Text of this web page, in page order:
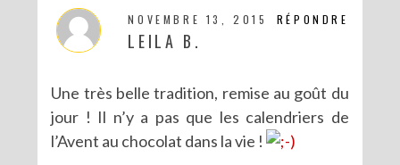
RÉPONDRE
NOVEMBRE 13, 2015
LEILA B.
Une très belle tradition, remise au goût du
jour ! Il n’y a pas que les calendriers de
l’Avent au chocolat dans la vie !